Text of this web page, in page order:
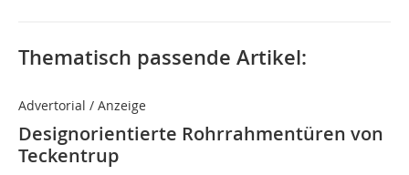
Thematisch passende Artikel:
Advertorial / Anzeige
Designorientierte Rohrrahmentüren von
Teckentrup